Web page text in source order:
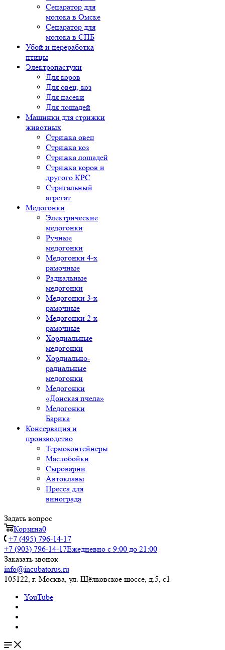
Сепаратор для
молока в Омске
Сепаратор для
молока в СПБ
Убой и переработка
птицы
Электропастухи
Для коров
Для овец, коз
Для пасеки
Для лошадей
Машинки для стрижки
животных
Стрижка овец
Стрижка коз
Стрижка лошадей
Стрижка коров и
другого КРС
Стригальный
агрегат
Медогонки
Электрические
медогонки
Ручные
медогонки
Медогонки 4-х
рамочные
Радиальные
медогонки
Медогонки 3-х
рамочные
Медогонки 2-х
рамочные
Хордиальные
медогонки
Хордиально-
радиальные
медогонки
Медогонки
«Донская пчела»
Медогонки
Барика
Консервация и
производство
Термоконтейнеры
Маслобойки
Сыроварни
Автоклавы
Пресса для
винограда
Задать вопрос
Корзина0
+7 (495) 796-14-17
+7 (903) 796-14-17Ежедневно с 9:00 до 21:00
Заказать звонок
info@incubatorus.ru
105122, г. Москва, ул. Щёлковское шоссе, д.5, с1
YouTube